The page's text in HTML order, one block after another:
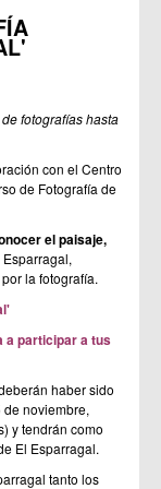
fotografías hasta
con el Centro
de Fotografía de
el paisaje,
la fotografía.
a participar a tus
haber sido
de noviembre,
y tendrán como
El Esparragal.
tanto los